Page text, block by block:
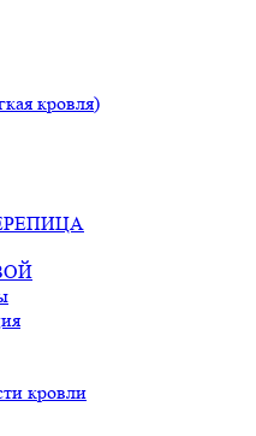
кровля)
кровли